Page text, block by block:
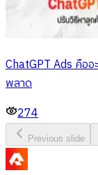
ChatGPT Ads คือ
พลาด
274
Previous slide